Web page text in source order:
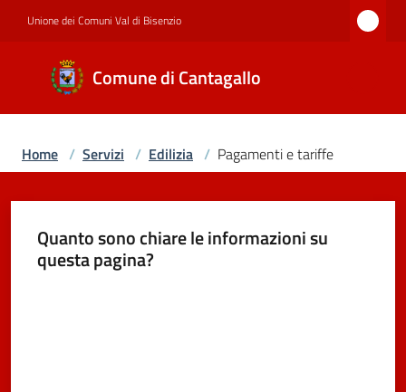
Unione dei Comuni Val di Bisenzio
Comune di Cantagallo
Comune di
Cantagallo
Amministrazione
Novità
Home / Servizi / Edilizia / Pagamenti e tariffe
Quanto sono chiare le informazioni su
questa pagina?